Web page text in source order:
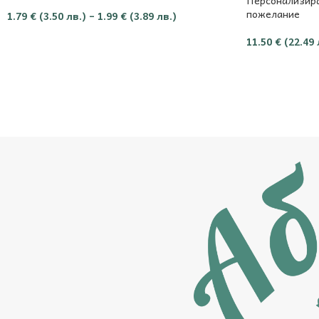
1.79 € (3.50 лв.) – 1.99 € (3.89 лв.)
пожелание
11.50 € (22.49